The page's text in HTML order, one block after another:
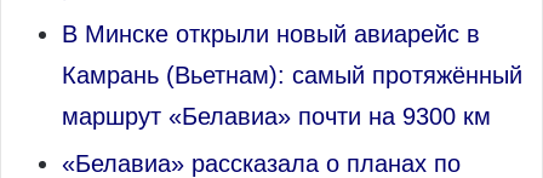
В Минске открыли новый авиарейс в
Камрань (Вьетнам): самый протяжённый
маршрут «Белавиа» почти на 9300 км
«Белавиа» рассказала о планах по